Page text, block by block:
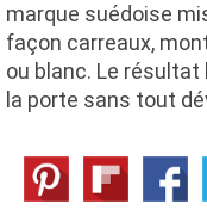
marque suédoise
façon carreaux,
ou blanc. Le
la porte sans tout